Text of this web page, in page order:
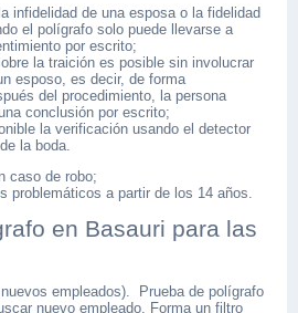
infidelidad de una esposa o la fidelidad
el polígrafo solo puede llevarse a
por escrito;
la traición es posible sin involucrar
esposo, es decir, de forma
del procedimiento, la persona
conclusión por escrito;
la verificación usando el detector
la boda.
caso de robo;
problemáticos a partir de los 14 años.
en Basauri para las
empleados). Prueba de polígrafo
nuevo empleado. Forma un filtro